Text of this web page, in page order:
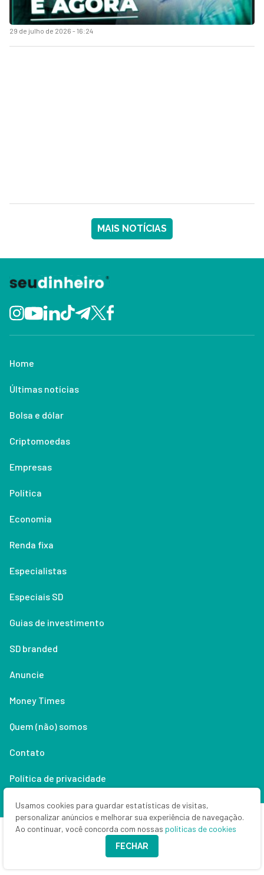
29 de julho de 2026 - 16:24
MAIS NOTÍCIAS
Home
Últimas notícias
Bolsa e dólar
Criptomoedas
Empresas
Política
Economia
Renda fixa
Especialistas
Especiais SD
Guias de investimento
SD branded
Anuncie
Money Times
Quem (não) somos
Contato
Política de privacidade
Lifestyle
Copyright © 2026 Seu Dinheiro. Todos os direitos reservados.
CNPJ: 33.523.405/0001-63
Usamos cookies para guardar estatísticas de visitas,
personalizar anúncios e melhorar sua experiência de navegação.
Ao continuar, você concorda com nossas políticas de cookies
FECHAR